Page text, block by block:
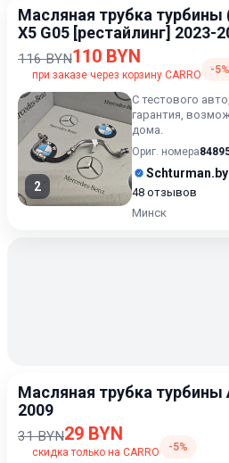
Масляная трубка турбины
X5 G05 [рестайлинг] 2023-
116 BYN110 BYN
при заказе через корзину CARRO -5%
2
С тестового
гарантия,
дома.
Ориг. номера
Schturman.by
48 отзывов
Минск
Масляная трубка турбины
2009
31 BYN29 BYN
скидка только на CARRO -5%